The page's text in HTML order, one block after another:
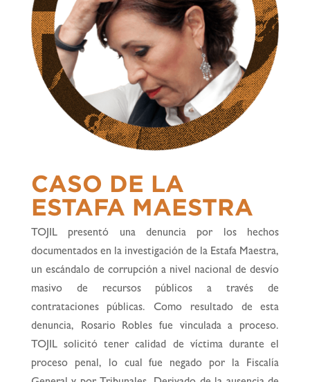
CASO DE LA
ESTAFA MAESTRA
TOJIL presentó una denuncia por los hechos
documentados en la investigación de la Estafa Maestra,
un escándalo de corrupción a nivel nacional de desvío
masivo de recursos públicos a través de
contrataciones públicas. Como resultado de esta
denuncia, Rosario Robles fue vinculada a proceso.
TOJIL solicitó tener calidad de víctima durante el
proceso penal, lo cual fue negado por la Fiscalía